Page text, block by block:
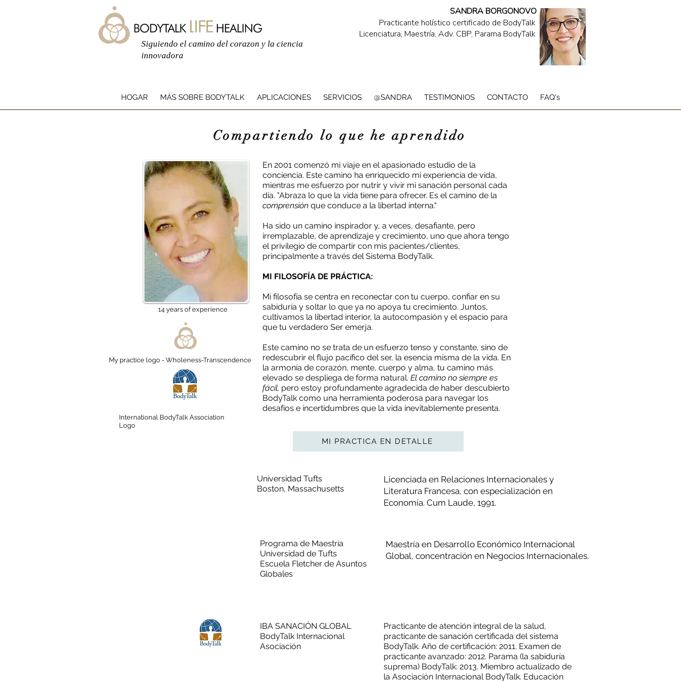
Siguiendo el camino del corazon y la ciencia
innovadora
SANDRA BORGONOVO
Practicante holístico certificado de BodyTalk
Licenciatura, Maestría, Adv. CBP, Parama BodyTalk
HOGAR MÁS SOBRE BODYTALK APLICACIONES SERVICIOS @SANDRA TESTIMONIOS CONTACTO FAQ's
de
Compartiendo lo que he aprendido
14 years of experience
My practice logo - Wholeness-Transcendence
En 2001 comenzó mi viaje en el apasionado estudio de la
conciencia. Este camino ha enriquecido mi experiencia de vida,
mientras me esfuerzo por nutrir y vivir mi sanación personal cada
día. "Abraza lo que la vida tiene para ofrecer. Es el camino de la
comprensión que conduce a la libertad interna."
Ha sido un camino inspirador y, a veces, desafiante, pero
irremplazable, de aprendizaje y crecimiento, uno que ahora tengo
el privilegio de compartir con mis pacientes/clientes,
principalmente a través del Sistema BodyTalk.
MI FILOSOFÍA DE PRÁCTICA:
Mi filosofía se centra en reconectar con tu cuerpo, confiar en su
sabiduría y soltar lo que ya no apoya tu crecimiento. Juntos,
cultivamos la libertad interior, la autocompasión y el espacio para
que tu verdadero Ser emerja.
Este camino no se trata de un esfuerzo tenso y constante, sino de
redescubrir el flujo pacífico del ser, la esencia misma de la vida. En
la armonía de corazón, mente, cuerpo y alma, tu camino más
elevado se despliega de forma natural. El camino no siempre es
fácil, pero estoy profundamente agradecida de haber descubierto
BodyTalk como una herramienta poderosa para navegar los
desafíos e incertidumbres que la vida inevitablemente presenta.
International BodyTalk Association
Logo
MI PRACTICA EN DETALLE
Universidad Tufts
Boston, Massachusetts
Licenciada en Relaciones Internacionales y
Literatura Francesa, con especialización en
Economía. Cum Laude, 1991.
Programa de Maestría
Universidad de Tufts
Escuela Fletcher de Asuntos
Globales
Maestría en Desarrollo Económico Internacional
Global, concentración en Negocios Internacionales.
IBA SANACIÓN GLOBAL
BodyTalk Internacional
Asociación
Practicante de atención integral de la salud,
practicante de sanación certificada del sistema
BodyTalk. Año de certificación: 2011. Examen de
practicante avanzado: 2012. Parama (la sabiduría
suprema) BodyTalk: 2013. Miembro actualizado de
la Asociación Internacional BodyTalk. Educación